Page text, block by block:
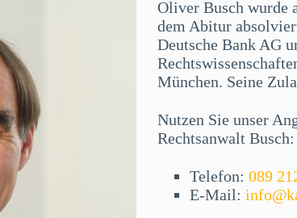
Oliver Busch wurde
dem Abitur
Deutsche Bank AG
München. Seine
Nutzen Sie unser
Rechtsanwalt Busch:
Telefon: 089
E-Mail: